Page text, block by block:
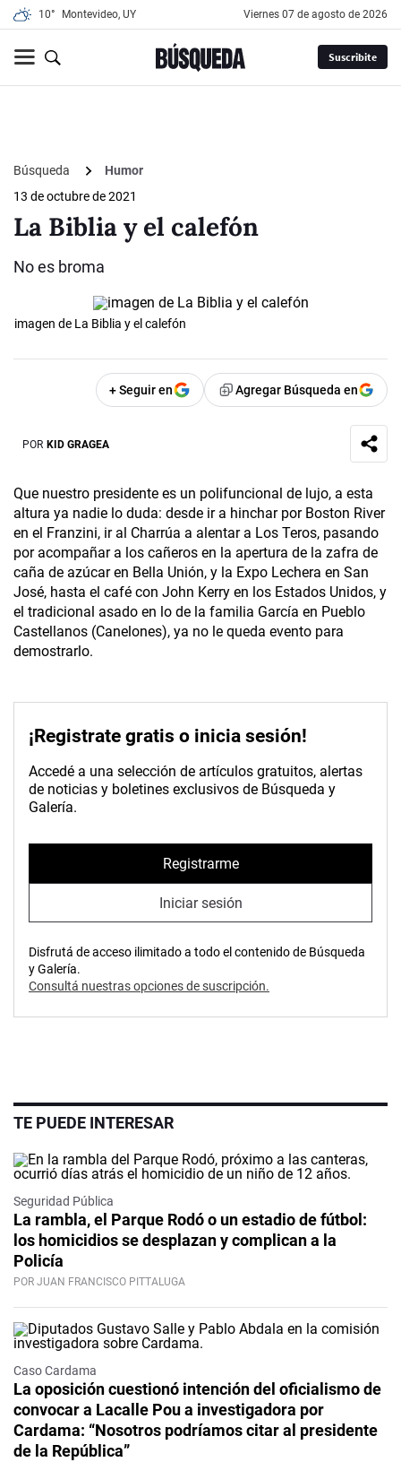
10° Montevideo, UY viernes 07 de agosto de 2026
Suscribite
Búsqueda
Humor
13 de octubre de 2021
La Biblia y el calefón
No es broma
imagen de La Biblia y el calefón
+ Seguir en Agregar Búsqueda en
POR KID GRAGEA
Que nuestro presidente es un polifuncional de lujo, a esta
altura ya nadie lo duda: desde ir a hinchar por Boston River
en el Franzini, ir al Charrúa a alentar a Los Teros, pasando
por acompañar a los cañeros en la apertura de la zafra de
caña de azúcar en Bella Unión, y la Expo Lechera en San
José, hasta el café con John Kerry en los Estados Unidos, y
el tradicional asado en lo de la familia García en Pueblo
Castellanos (Canelones), ya no le queda evento para
demostrarlo.
¡Registrate gratis o inicia sesión!
Accedé a una selección de artículos gratuitos, alertas
de noticias y boletines exclusivos de Búsqueda y
Galería.
Registrarme
Iniciar sesión
Disfrutá de acceso ilimitado a todo el contenido de Búsqueda
y Galería.
Consultá nuestras opciones de suscripción.
TE PUEDE INTERESAR
Seguridad Pública
La rambla, el Parque Rodó o un estadio de fútbol:
los homicidios se desplazan y complican a la
Policía
POR JUAN FRANCISCO PITTALUGA
Caso Cardama
La oposición cuestionó intención del oficialismo de
convocar a Lacalle Pou a investigadora por
Cardama: “Nosotros podríamos citar al presidente
de la República”